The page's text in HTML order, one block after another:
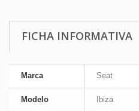
FICHA INFORMATIVA
Marca Seat
Modelo Ibiza